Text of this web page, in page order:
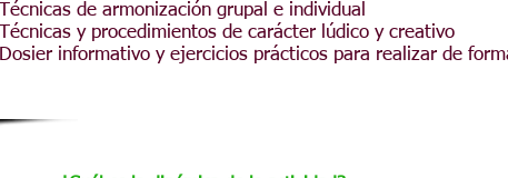
Técnicas de armonización grupal e individual
Técnicas y procedimientos de carácter lúdico y creativo
Dosier informativo y ejercicios prácticos para realizar de